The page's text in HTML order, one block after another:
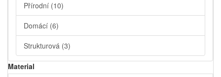
Přírodní (10)
Domácí (6)
Strukturová (3)
Material